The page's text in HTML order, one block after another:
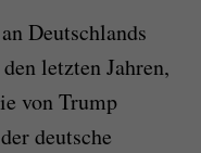
Deutschlands
letzten Jahren,
von Trump
deutsche